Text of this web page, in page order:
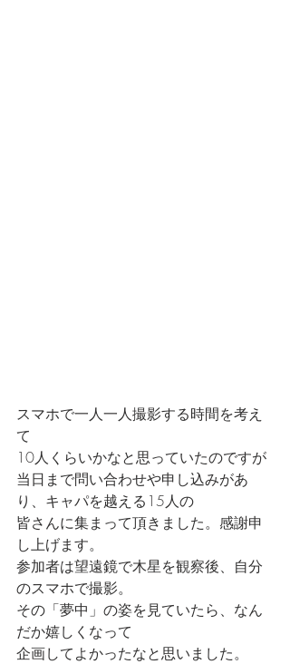
スマホで一人一人撮影する時間を考え
て
10人くらいかなと思っていたのですが
当日まで問い合わせや申し込みがあ
り、キャパを越える15人の
皆さんに集まって頂きました。感謝申
し上げます。
参加者は望遠鏡で木星を観察後、自分
のスマホで撮影。
その「夢中」の姿を見ていたら、なん
だか嬉しくなって
企画してよかったなと思いました。